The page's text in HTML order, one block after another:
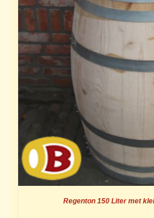
Regenton 150 Liter met